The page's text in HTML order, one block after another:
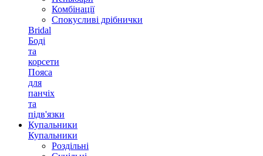
Комбінації
Спокусливі дрібнички
Bridal
Боді
та
корсети
Пояса
для
панчіх
та
підв'язки
Купальники
Купальники
Роздільні